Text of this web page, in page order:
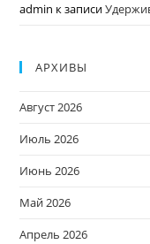
admin к записи
АРХИВЫ
Август 2026
Июль 2026
Июнь 2026
Май 2026
Апрель 2026